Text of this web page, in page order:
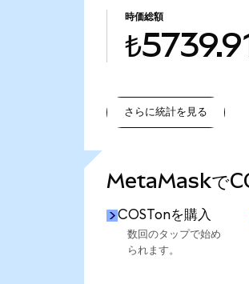
時価総額
さらに統計を見る
MetaMaskで
COSTonを購入
数回のタップで始め
られます。